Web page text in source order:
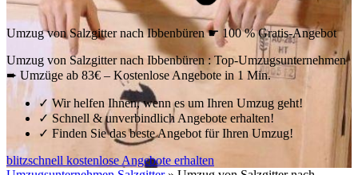
Umzug von Salzgitter nach Ibbenbüren ☛ 100 % Gratis-Angebot
Umzug von Salzgitter nach Ibbenbüren : Top-Umzugsunternehmen
➨ Umzüge ab 83€ – Kostenlose Angebote in 1 Min.
✓ Wir helfen Ihnen, wenn es um Ihren Umzug geht!
✓Schnell & unverbindlich Angebote erhalten!
✓ Finden Sie das beste Angebot für Ihren Umzug!
blitzschnell kostenlose Angebote erhalten